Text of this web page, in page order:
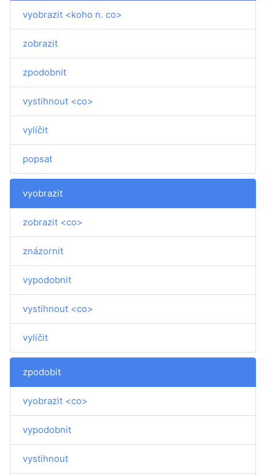
vyobrazit <koho n. co>
zobrazit
zpodobnit
vystihnout <co>
vylíčit
popsat
vyobrazit
zobrazit <co>
znázornit
vypodobnit
vystihnout <co>
vylíčit
zpodobit
vyobrazit <co>
vypodobnit
vystihnout